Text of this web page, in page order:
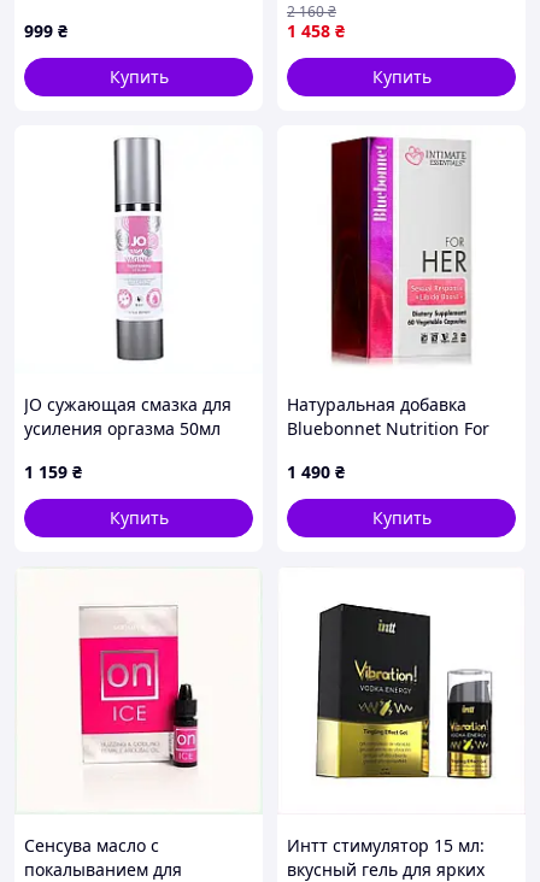
999 ₴
Купить
эрекции и продления
полового акта (150 мл)
1 458 ₴
2 160₴
Купить
JO сужающая смазка для
усиления оргазма 50мл
1 159 ₴
Купить
Натуральная добавка
Bluebonnet Nutrition For
Libido Boost, 60 вегакапсул
1 490 ₴
Купить
Сенсува масло с
покалыванием для
Интт стимулятор 15 мл:
вкусный гель для ярких